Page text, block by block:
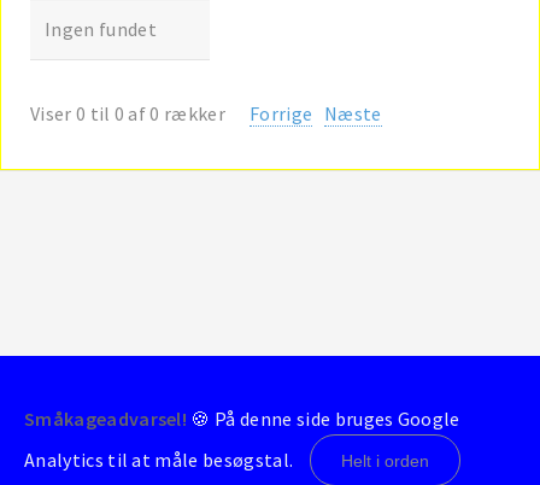
Ingen fundet
Viser 0 til 0 af 0 rækker Forrige Næste
© 2004-2026 - BrondbyStats
Småkageadvarsel! 🍪 På denne side bruges Google
Analytics til at måle besøgstal.
Helt i orden